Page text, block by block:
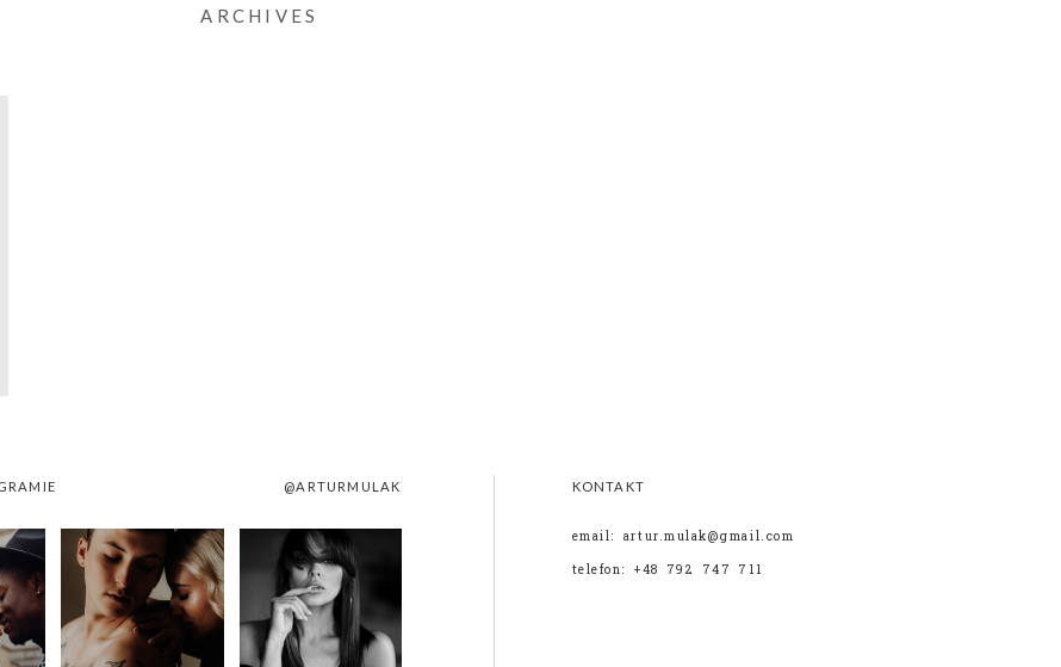
ARCHIVES
@ARTURMULAK KONTAKT
email: artur.mulak@gmail.com
telefon: +48 792 747 711